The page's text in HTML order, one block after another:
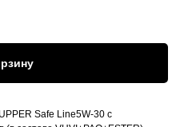
Safe Line5W-30 с